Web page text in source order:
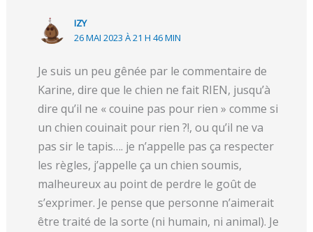
IZY
26 MAI 2023 À 21 H 46 MIN
Je suis un peu gênée par le commentaire de
Karine, dire que le chien ne fait RIEN, jusqu’à
dire qu’il ne « couine pas pour rien » comme si
un chien couinait pour rien ?!, ou qu’il ne va
pas sir le tapis…. je n’appelle pas ça respecter
les règles, j’appelle ça un chien soumis,
malheureux au point de perdre le goût de
s’exprimer. Je pense que personne n’aimerait
être traité de la sorte (ni humain, ni animal). Je